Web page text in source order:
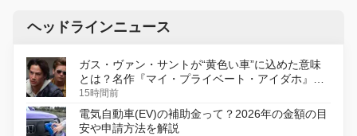
ヘッドラインニュース
ガス・ヴァン・サントが“黄色い車”に込めた意味
とは？名作『マイ・プライベート・アイダホ』が
初のデジタルリマスター版で復活
15時間前
電気自動車(EV)の補助金って？2026年の金額の目
安や申請方法を解説